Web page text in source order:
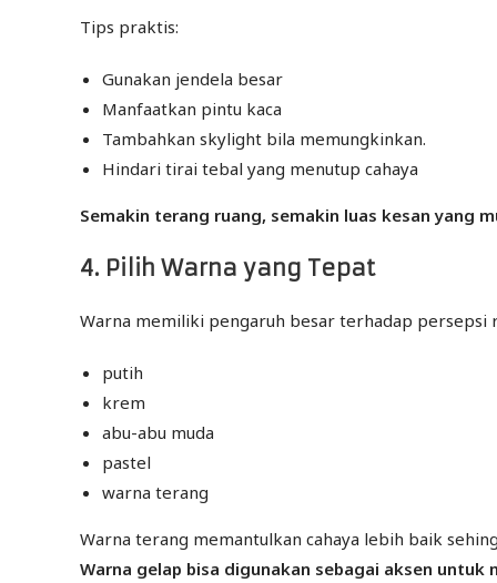
Tips praktis:
Gunakan jendela besar
Manfaatkan pintu kaca
Tambahkan skylight bila memungkinkan.
Hindari tirai tebal yang menutup cahaya
Semakin terang ruang, semakin luas kesan yang
4. Pilih Warna yang Tepat
Warna memiliki pengaruh besar terhadap persepsi
putih
krem
abu-abu muda
pastel
warna terang
Warna terang memantulkan cahaya lebih baik
Warna gelap bisa digunakan sebagai aksen untuk